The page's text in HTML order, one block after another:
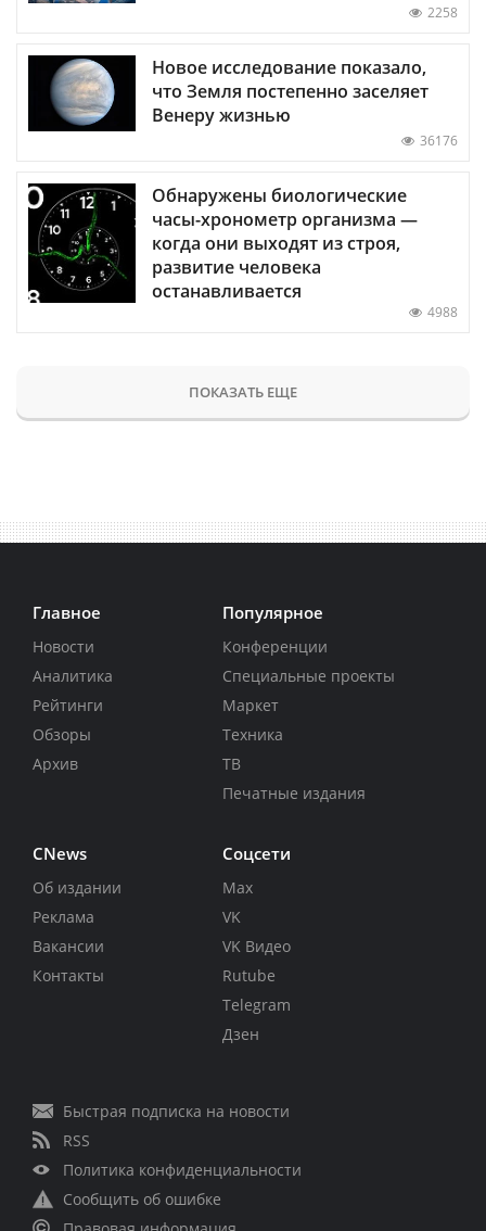
2258
Новое исследование показало,
что Земля постепенно заселяет
Венеру жизнью
36176
Обнаружены биологические
часы-хронометр организма —
когда они выходят из строя,
развитие человека
останавливается
4988
ПОКАЗАТЬ ЕЩЕ
Главное
Новости
Аналитика
Рейтинги
Обзоры
Архив
Популярное
Конференции
Специальные проекты
Маркет
Техника
ТВ
Печатные издания
CNews
Об издании
Реклама
Вакансии
Контакты
Соцсети
Max
VK
VK Видео
Rutube
Telegram
Дзен
Быстрая подписка на новости
RSS
Политика конфиденциальности
Сообщить об ошибке